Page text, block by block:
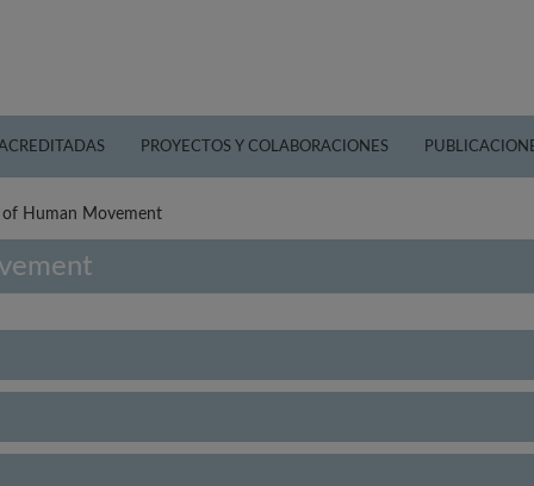
PROYECTOS Y COLABORACIONES
of Human Movement